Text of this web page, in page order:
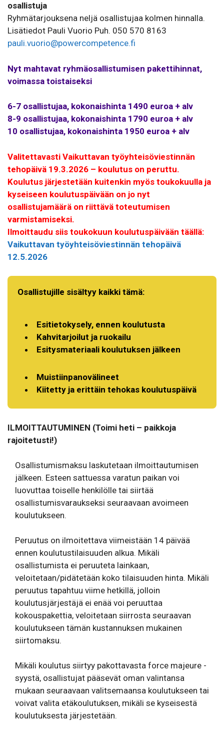
osallistuja
Ryhmätarjouksena neljä osallistujaa kolmen hinnalla.
Lisätiedot Pauli Vuorio Puh. 050 570 8163
pauli.vuorio@powercompetence.fi
Nyt mahtavat ryhmäosallistumisen pakettihinnat,
voimassa toistaiseksi
6-7 osallistujaa, kokonaishinta 1490 euroa + alv
8-9 osallistujaa, kokonaishinta 1790 euroa + alv
10 osallistujaa, kokonaishinta 1950 euroa + alv
Valitettavasti Vaikuttavan työyhteisöviestinnän
tehopäivä 19.3.2026 – koulutus on peruttu.
Koulutus järjestetään kuitenkin myös toukokuulla ja
kyseiseen koulutuspäivään on jo nyt
osallistujamäärä on riittävä toteutumisen
varmistamiseksi.
Ilmoittaudu siis toukokuun koulutuspäivään täällä:
Vaikuttavan työyhteisöviestinnän tehopäivä
12.5.2026
Osallistujille sisältyy kaikki tämä:
Esitietokysely, ennen koulutusta
Kahvitarjoilut ja ruokailu
Esitysmateriaali koulutuksen jälkeen
Muistiinpanovälineet
Kiitetty ja erittäin tehokas koulutuspäivä
ILMOITTAUTUMINEN (Toimi heti – paikkoja
rajoitetusti!)
Osallistumismaksu laskutetaan ilmoittautumisen
jälkeen. Esteen sattuessa varatun paikan voi
luovuttaa toiselle henkilölle tai siirtää
osallistumisvaraukseksi seuraavaan avoimeen
koulutukseen.
Peruutus on ilmoitettava viimeistään 14 päivää
ennen koulutustilaisuuden alkua. Mikäli
osallistumista ei peruuteta lainkaan,
veloitetaan/pidätetään koko tilaisuuden hinta. Mikäli
peruutus tapahtuu viime hetkillä, jolloin
koulutusjärjestäjä ei enää voi peruuttaa
kokouspakettia, veloitetaan siirrosta seuraavan
koulutukseen tämän kustannuksen mukainen
siirtomaksu.
Mikäli koulutus siirtyy pakottavasta force majeure -
syystä, osallistujat pääsevät oman valintansa
mukaan seuraavaan valitsemaansa koulutukseen tai
voivat valita etäkoulutuksen, mikäli se kyseisestä
koulutuksesta järjestetään.